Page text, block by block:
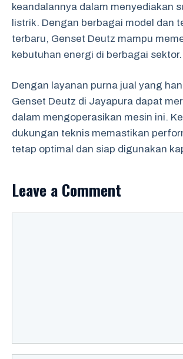
keandalannya dalam menyediakan
listrik. Dengan berbagai model dan
terbaru, Genset Deutz mampu
kebutuhan energi di berbagai sektor.
Dengan layanan purna jual yang
Genset Deutz di Jayapura dapat
dalam mengoperasikan mesin ini.
dukungan teknis memastikan
tetap optimal dan siap digunakan
Leave a Comment